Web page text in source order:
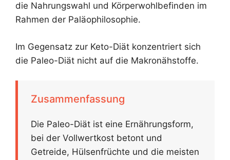
die Nahrungswahl und Körperwohlbefinden im
Rahmen der Paläophilosophie.
Im Gegensatz zur Keto-Diät konzentriert sich
die Paleo-Diät nicht auf die Makronähstoffe.
Zusammenfassung
Die Paleo-Diät ist eine Ernährungsform,
bei der Vollwertkost betont und
Getreide, Hülsenfrüchte und die meisten